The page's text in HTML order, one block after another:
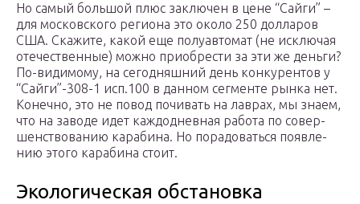
Но са­мый боль­шой плюс за­клю­чен в це­не “Сай­ги” –
для мос­ков­ско­го ре­ги­о­на это око­ло 250 дол­ла­ров
США. Ска­жи­те, ка­кой еще по­лу­ав­то­мат (не ис­клю­чая
оте­че­ст­вен­ные) мож­но при­об­ре­с­ти за эти же день­ги?
По-ви­ди­мо­му, на се­го­дняш­ний день кон­ку­рен­тов у
“Сай­ги”-308-1 исп.100 в дан­ном сег­мен­те рын­ка нет.
Ко­неч­но, это не по­вод по­чи­вать на ла­в­рах, мы зна­ем,
что на за­во­де идет каж­до­днев­ная ра­бо­та по со­вер­
шен­ст­во­ва­нию ка­ра­би­на. Но по­ра­до­вать­ся по­яв­ле­
нию это­го ка­ра­би­на сто­ит.
Экологическая обстановка